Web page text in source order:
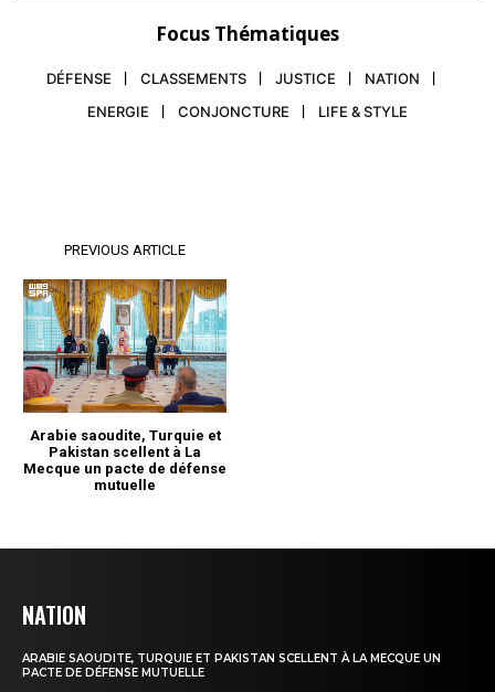
NATION
ARABIE SAOUDITE, TURQUIE ET PAKISTAN SCELLENT À LA MECQUE UN
PACTE DE DÉFENSE MUTUELLE